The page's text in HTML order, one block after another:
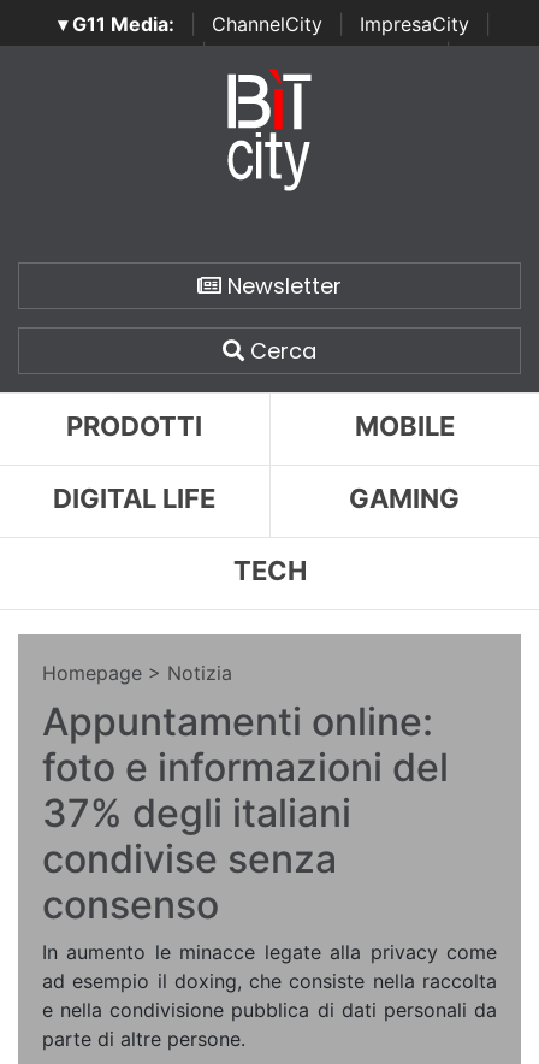
▾ G11 Media: ChannelCity ImpresaCity
SecurityOpenLab | Italian Channel Awards | Italian
Italian Security Awards
Newsletter
Cerca
PRODOTTI MOBILE
DIGITAL LIFE GAMING
TECH
Homepage > Notizia
Appuntamenti online:
foto e informazioni del
37% degli italiani
condivise senza
consenso
In aumento le minacce legate alla privacy come
ad esempio il doxing, che consiste nella raccolta
e nella condivisione pubblica di dati personali da
parte di altre persone.